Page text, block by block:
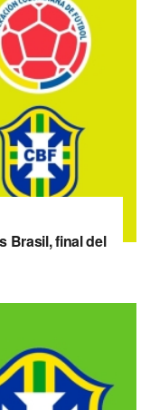
Brasil, final del